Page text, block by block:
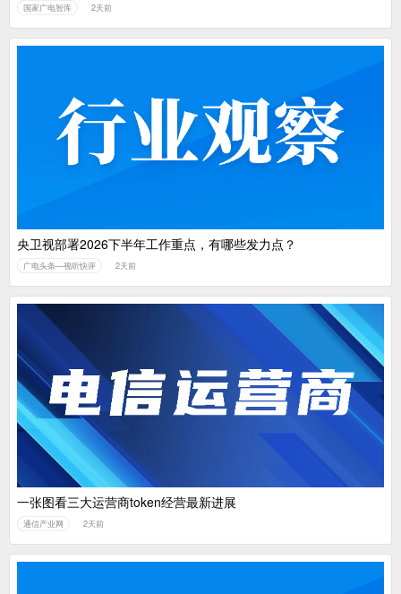
国家广电智库 2天前
央卫视部署2026下半年工作重点，有哪些发力点？
广电头条—视听快评 2天前
一张图看三大运营商token经营最新进展
通信产业网 2天前